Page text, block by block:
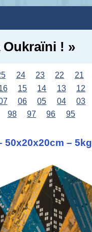
Oukraïni ! »
24 23 22 21
15 14 13 12
06 05 04 03
98 97 96 95
50x20x20cm – 5kg